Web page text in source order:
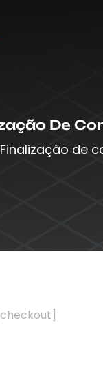
De
Finalização de